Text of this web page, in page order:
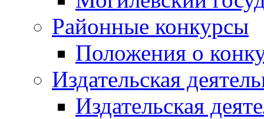
Районные конкурсы
Положения о
Издательская
Издательская